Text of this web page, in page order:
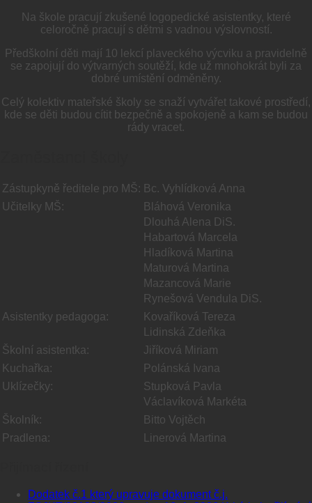
Na škole pracují zkušené logopedické asistentky, které
celoročně pracují s dětmi s vadnou výslovností.
Předškolní děti mají 10 lekcí plaveckého výcviku a pravidelně
se zapojují do výtvarných soutěží, kde už mnohokrát byli za
dobré umístění odměněny.
Celý kolektiv mateřské školy se snaží vytvářet takové prostředí,
kde se děti budou cítit bezpečně a spokojeně a kam se budou
rády vracet.
Zástupkyně ředitele pro MŠ: Bc. Vyhlídková Anna
Učitelky MŠ:
Bláhová Veronika
Dlouhá Alena DiS.
Habartová Marcela
Hladíková Martina
Maturová Martina
Mazancová Marie
Rynešová Vendula DiS.
Asistentky pedagoga:
Kovaříková Tereza
Lidinská Zdeňka
Školní asistentka:
Jiříková Miriam
Kuchařka:
Polánská Ivana
Uklízečky:
Stupková Pavla
Václavíková Markéta
Školník:
Bitto Vojtěch
Pradlena:
Linerová Martina
Dodatek č.1 který upravuje dokument č.j.